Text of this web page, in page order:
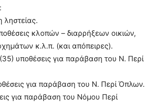
ληστείας.
κλοπών – διαρρήξεων οικιών,
κ.λ.π. (και απόπειρες).
υποθέσεις για παράβαση του Ν. Περί
για παράβαση του Ν. Περί Όπλων.
για παράβαση του Νόμου Περί